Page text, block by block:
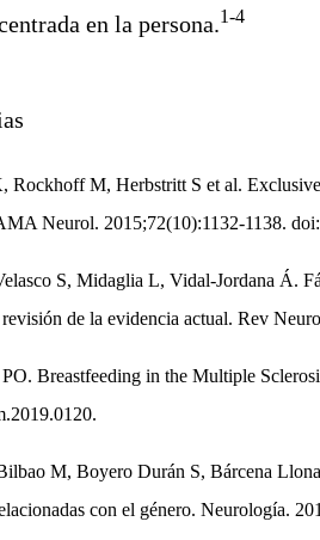
en la persona.1-4
Rockhoff M, Herbstritt S et al.
Neurol. 2015;72(10):1132-1138.
S, Midaglia L, Vidal-Jordana Á.
de la evidencia actual. Rev
Breastfeeding in the Multiple
M, Boyero Durán S, Bárcena
con el género. Neurología.